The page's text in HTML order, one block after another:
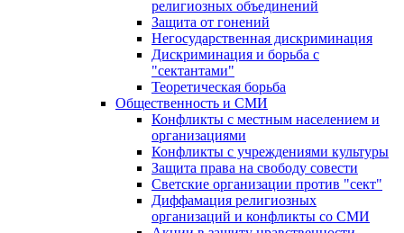
религиозных объединений
Защита от гонений
Негосударственная дискриминация
Дискриминация и борьба с
"сектантами"
Теоретическая борьба
Общественность и СМИ
Конфликты с местным населением и
организациями
Конфликты с учреждениями культуры
Защита права на свободу совести
Светские организации против "сект"
Диффамация религиозных
организаций и конфликты со СМИ